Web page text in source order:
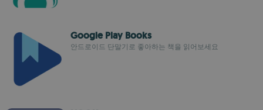
Google Play Books
안드로이드 단말기로 좋아하는 책을 읽어보세요